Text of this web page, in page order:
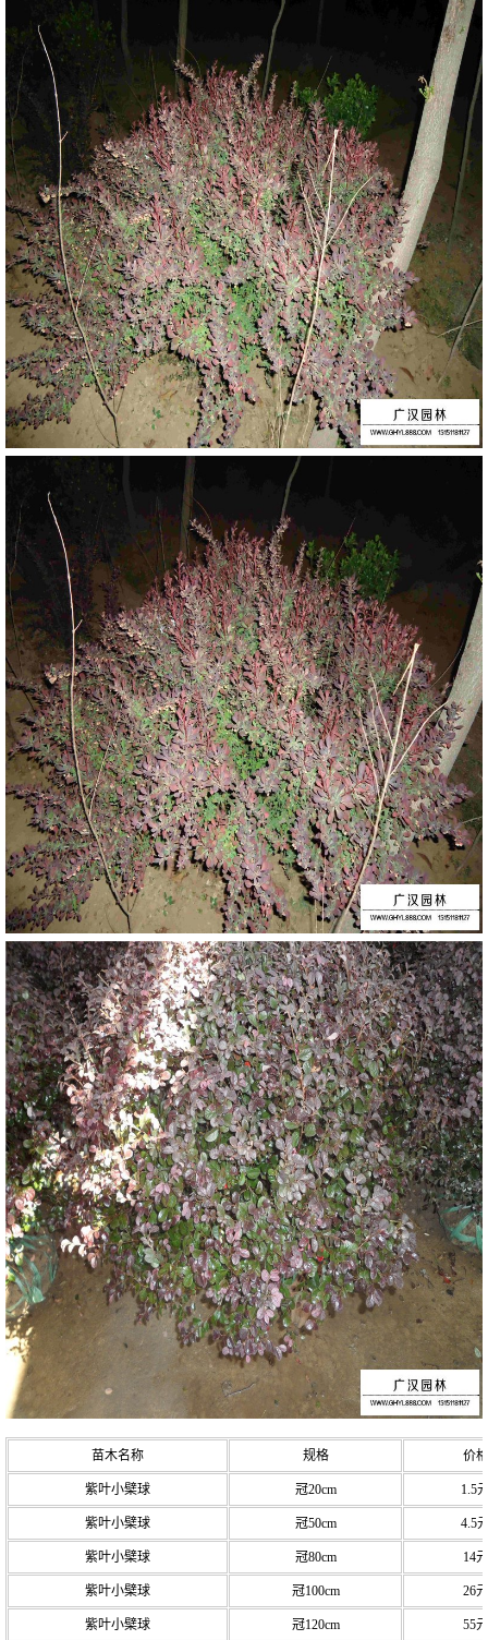
苗木名称 规格 价格
紫叶小檗球 冠20cm 1.5
紫叶小檗球 冠50cm 4.5
紫叶小檗球 冠80cm 14元
紫叶小檗球 冠100cm 26元
紫叶小檗球 冠120cm 55元